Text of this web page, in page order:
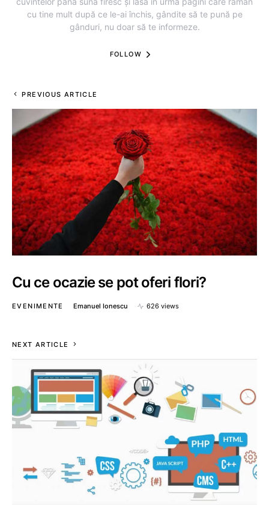
cu tine mult după ce le-ai închis, gândite să te pună pe
gânduri, nu doar să te informeze.
FOLLOW
PREVIOUS ARTICLE
Cu ce ocazie se pot oferi flori?
EVENIMENTE Emanuel Ionescu 626 views
NEXT ARTICLE